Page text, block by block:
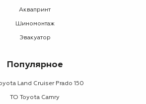
Аквапринт
Шиномонтаж
Эвакуатор
Популярное
Land Cruiser Prado 150
ТО Toyota Camry